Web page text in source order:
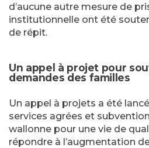
d’aucune autre mesure de
institutionnelle ont été
de répit.
Un appel à projet pour
demandes des familles
Un appel à projets a été lancé
services agrées et
wallonne pour une vie de
répondre à l’augmentation